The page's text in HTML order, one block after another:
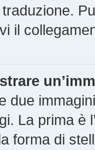
il
due
La prima è
forma di